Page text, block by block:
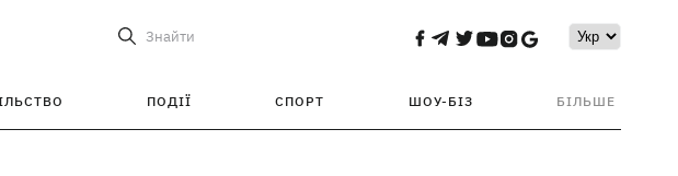
Знайти
ПОДІЇ СПОРТ ШОУ-БІЗ БІЛЬШЕ